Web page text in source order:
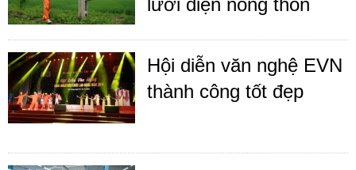
lưới điện nông thôn
Hội diễn văn nghệ EVN
thành công tốt đẹp